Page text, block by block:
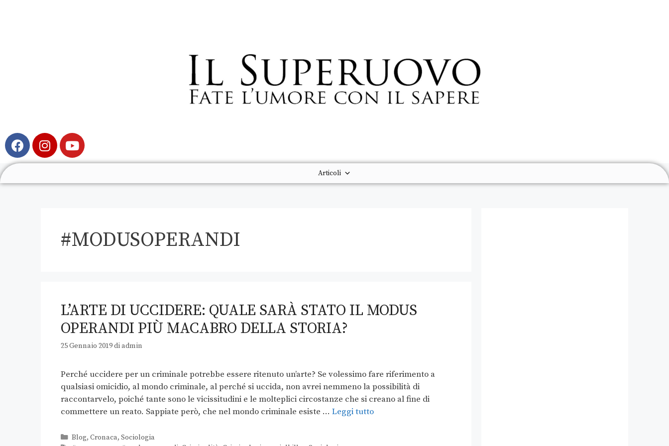
Articoli
#MODUSOPERANDI
L’ARTE DI UCCIDERE: QUALE SARÀ STATO IL MODUS
OPERANDI PIÙ MACABRO DELLA STORIA?
25 Gennaio 2019diadmin
Perché uccidere per un criminale potrebbe essere ritenuto un’arte? Se volessimo fare riferimento a
qualsiasi omicidio, al mondo criminale, al perché si uccida, non avrei nemmeno la possibilità di
raccontarvelo, poiché tante sono le vicissitudini e le molteplici circostanze che si creano al fine di
commettere un reato. Sappiate però, che nel mondo criminale esiste … Leggi tutto
Blog, Cronaca, Sociologia